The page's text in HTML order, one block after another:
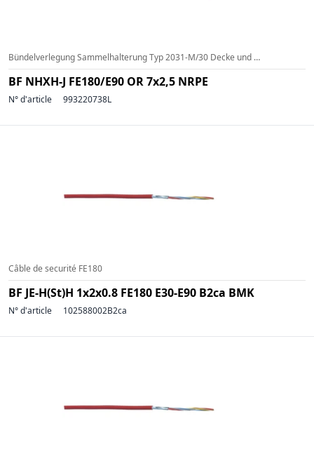
Bündelverlegung Sammelhalterung Typ 2031-M/30 Decke und Wand (a=600mm) (g=<3kg/m)
BF NHXH-J FE180/E90 OR 7x2,5 NRPE
N° d'article 993220738L
Câble de securité FE180
BF JE-H(St)H 1x2x0.8 FE180 E30-E90 B2ca BMK
N° d'article 102588002B2ca